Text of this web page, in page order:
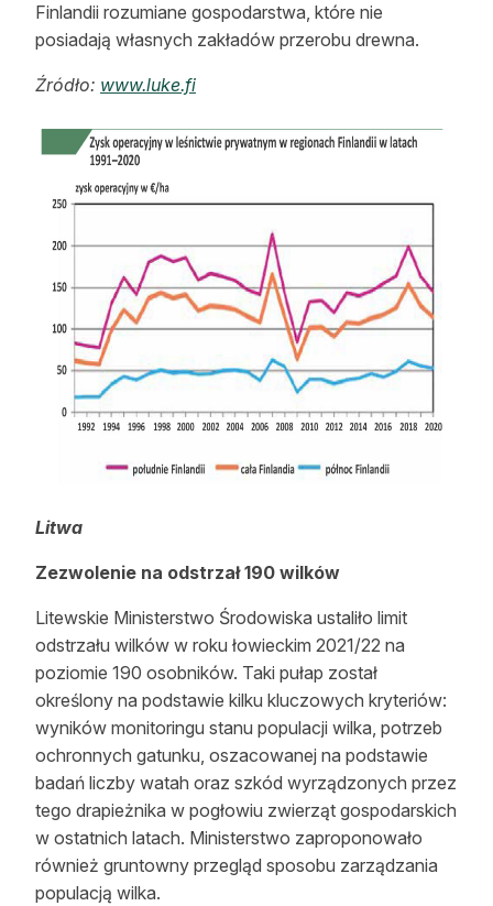
Finlandii rozumiane gospodarstwa, które nie
posiadają własnych zakładów przerobu drewna.
Źródło: www.luke.fi
Litwa
Zezwolenie na odstrzał 190 wilków
Litewskie Ministerstwo Środowiska ustaliło limit
odstrzału wilków w roku łowieckim 2021/22 na
poziomie 190 osobników. Taki pułap został
określony na podstawie kilku kluczowych kryteriów:
wyników monitoringu stanu populacji wilka, potrzeb
ochronnych gatunku, oszacowanej na podstawie
badań liczby watah oraz szkód wyrządzonych przez
tego drapieżnika w pogłowiu zwierząt gospodarskich
w ostatnich latach. Ministerstwo zaproponowało
również gruntowny przegląd sposobu zarządzania
populacją wilka.